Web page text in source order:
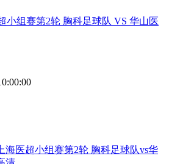
小组赛第2轮 胸科足球队 VS 华山医
海医超小组赛第2轮 胸科足球队vs华